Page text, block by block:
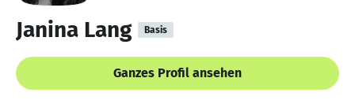
Janina Lang Basis
Ganzes Profil ansehen